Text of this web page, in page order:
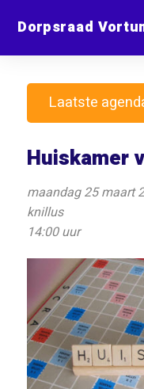
Dorpsraad
Huiskamer
maandag 25 maart
knillus
14:00 uur
Laatste